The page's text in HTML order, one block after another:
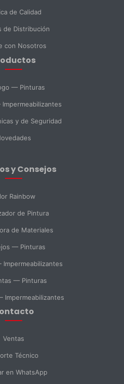
Técnico Compras
Mensaje
de Calidad
de Distribución
con Nosotros
— Pinturas
y de Seguridad
y Consejos
Rainbow
de Pintura
de Materiales
— Pinturas
— Pinturas
Impermeabilizantes
Ventas
Técnico
en WhatsApp